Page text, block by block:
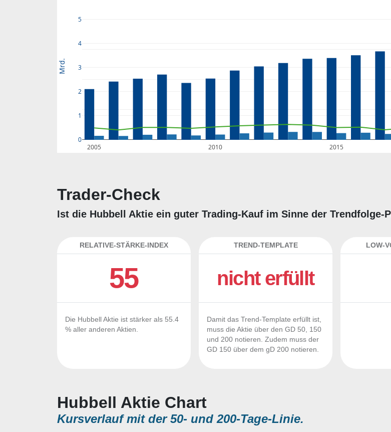
2005 2010 2015
0
1
2
3
4
5
Mrd.
Trader-Check
Ist die Hubbell Aktie ein guter Trading-Kauf im Sinne der Trendfolge-
RELATIVE-STÄRKE-INDEX
55
Die Hubbell Aktie ist stärker als 55.4
% aller anderen Aktien.
TREND-TEMPLATE
nicht erfüllt
Damit das Trend-Template erfüllt ist,
muss die Aktie über den GD 50, 150
und 200 notieren. Zudem muss der
GD 150 über dem gD 200 notieren.
LOW-
Hubbell Aktie Chart
Kursverlauf mit der 50- und 200-Tage-Linie.